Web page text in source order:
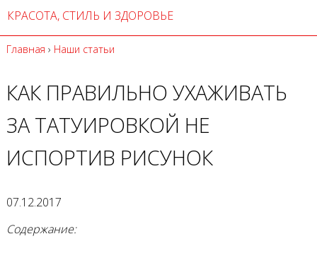
КРАСОТА, СТИЛЬ И ЗДОРОВЬЕ
Главная › Наши статьи
КАК ПРАВИЛЬНО УХАЖИВАТЬ
ЗА ТАТУИРОВКОЙ НЕ
ИСПОРТИВ РИСУНОК
07.12.2017
Содержание: